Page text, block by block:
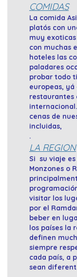
COMIDAS
La comida
platós con
muy
con muchas
hoteles las
paladares
probar todo
europeas,
restaurantes
cenas de
incluidas,
.
LA REGION
Si su viaje
Monzones o
visitar los
por el
beber en
los países la
definen
siempre
cada país, a
sean